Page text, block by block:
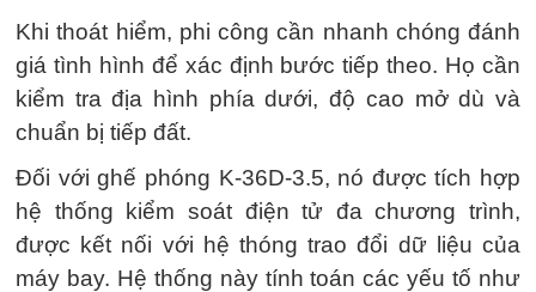
Khi thoát hiểm, phi công cần nhanh chóng đánh
giá tình hình để xác định bước tiếp theo. Họ cần
kiểm tra địa hình phía dưới, độ cao mở dù và
chuẩn bị tiếp đất.
Đối với ghế phóng K-36D-3.5, nó được tích hợp
hệ thống kiểm soát điện tử đa chương trình,
được kết nối với hệ thóng trao đổi dữ liệu của
máy bay. Hệ thống này tính toán các yếu tố như